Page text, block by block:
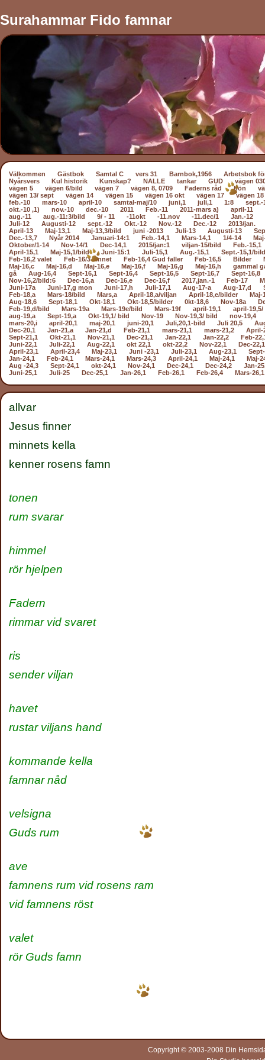
Surahammar Fido famnar
Välkommen Gästbok Samtal C vers 31 Barnbok,1956
Arbetsbok
Nyårsvers
Kul historik Kunskap? NALLE tankar GUD
vägen
vägen 5
vägen 6/bild vägen 7 vägen 8, 0709 Faderns råd bön
vägen 13/ sept
vägen 14 vägen 15 vägen 16 okt vägen 17
vägen 18
feb.-10
mars-10 april-10 samtal-maj/10 juni,1 juli,1 1:8
sept.-
okt.-10 ,1)
nov.-10 dec.-10 2011 Feb.-11 2011-mars a)
april-11
aug.-11
aug.-11:3/bild 9/ - 11 -11okt -11.nov -11.dec/1
Jan.-12
Juli-12
Augusti-12 sept.-12 Okt.-12 Nov.-12 Dec.-12
2013/jan.
April-13
Maj-13,1 Maj-13,3/bild juni -2013 Juli-13 Augusti-13
Dec.-13,7
Nyår 2014 Januari-14:1 Feb.-14,1 Mars-14,1 1/4-14
Oktober/1-14
Nov-14/1 Dec-14,1 2015/jan:1 viljan-15/bild
Feb.-15,1
April-15,1
Maj-15,1/bild Juni-15:1 Juli-15,1 Aug.-15,1
Sept.-15,1/
Feb-16,2 valet
Feb-16/3 sinnet Feb-16,4 Gud faller Feb-16,5 Bilder
Maj-16,c
Maj-16,d Maj-16,e Maj-16,f Maj-16,g Maj-16,h
gammal
gå
Aug-16,4 Sept-16,1 Sept-16,4 Sept-16,5 Sept-16,7
Sept-16,8
Nov-16,2/bild:6
Dec-16,a Dec-16,e Dec-16,f 2017,jan.-1 Feb-17
Juni-17a
Juni-17,g mon Juni-17,h Juli-17,1 Aug-17-a Aug-17,d
Feb-18,a
Mars-18/bild Mars,a April-18,a/viljan April-18,e/bilder
Maj-
Aug-18,6
Sept-18,1 Okt-18,1 Okt-18,5/bilder 0kt-18,6 Nov-18a
Feb-19,d/bild
Mars-19a Mars-19e/bild Mars-19f april-19,1
april-
aug-19,a
Sept-19,a Okt-19,1/ bild Nov-19 Nov-19,3/ bild
nov-19,4
mars-20,i
april-20,1 maj-20,1 juni-20,1 Juli,20,1-bild Juli 20,5
Dec-20,1
Jan-21,a Jan-21,d Feb-21,1 mars-21,1 mars-21,2
April-
Sept-21,1
Okt-21,1 Nov-21,1 Dec-21,1 Jan-22,1 Jan-22,2
Feb-
Juni-22,1
Juli-22,1 Aug-22,1 okt 22,1 okt-22,2 Nov-22,1
Dec-22,1
April-23,1
April-23,4 Maj-23,1 Juni -23,1 Juli-23,1 Aug-23,1
Jan-24,1
Feb-24,1 Mars-24,1 Mars-24,3 April-24,1 Maj-24,1
Maj-
Aug -24,3
Sept-24,1 okt-24,1 Nov-24,1 Dec-24,1 Dec-24,2
Jan-
Juni-25,1
Juli-25 Dec-25,1 Jan-26,1 Feb-26,1 Feb-26,4 Mars-26,1
allvar
Jesus finner
minnets kella
kenner rosens famn
tonen
rum svarar
himmel
rör hjelpen
Fadern
rimmar vid svaret
ris
sender viljan
havet
rustar viljans hand
kommande kella
famnar nåd
velsigna
Guds rum
ave
famnens rum vid rosens ram
vid famnens röst
valet
rör Guds famn
Copyright © 2003-2008 Din